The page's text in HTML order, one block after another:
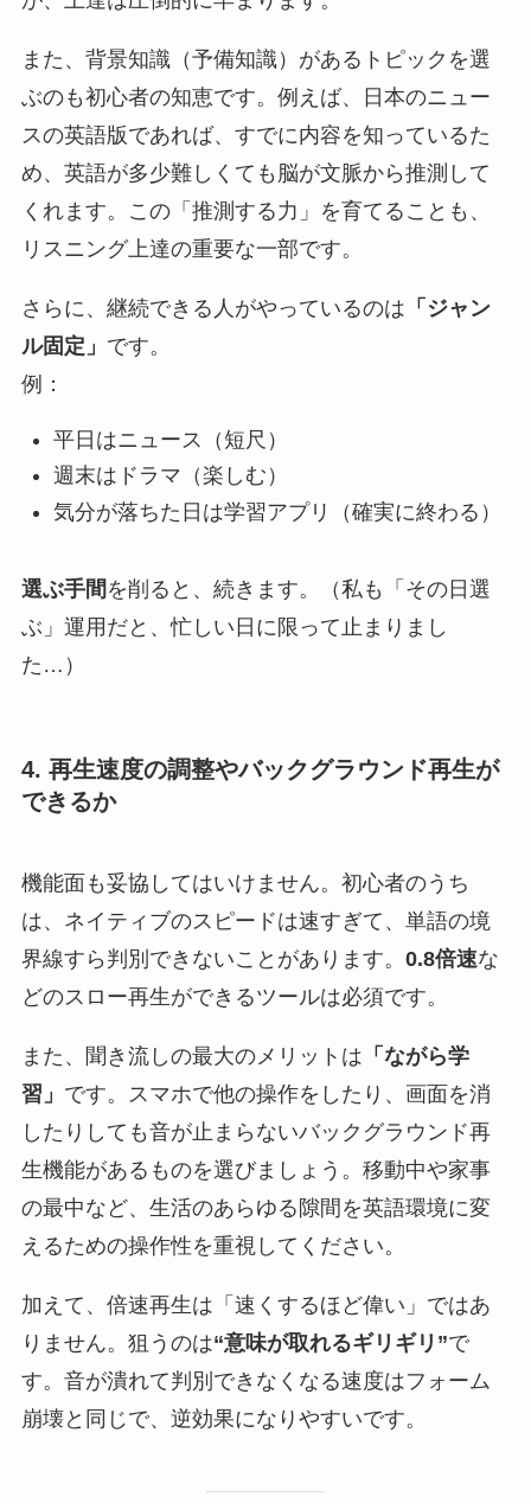
また、背景知識（予備知識）があるトピックを選
ぶのも初心者の知恵です。例えば、日本のニュー
スの英語版であれば、すでに内容を知っているた
め、英語が多少難しくても脳が文脈から推測して
くれます。この「推測する力」を育てることも、
リスニング上達の重要な一部です。
さらに、継続できる人がやっているのは 「ジャン
ル固定」 です。
例：
平日はニュース（短尺）
週末はドラマ（楽しむ）
気分が落ちた日は学習アプリ（確実に終わる）
選ぶ手間 を削ると、続きます。（私も「その日選
ぶ」運用だと、忙しい日に限って止まりまし
た…）
4. 再生速度の調整やバックグラウンド再生が
できるか
機能面も妥協してはいけません。初心者のうち
は、ネイティブのスピードは速すぎて、単語の境
界線すら判別できないことがあります。 0.8倍速な
どのスロー再生ができるツールは必須です。
また、聞き流しの最大のメリットは 「ながら学
習」 です。スマホで他の操作をしたり、画面を消
したりしても音が止まらないバックグラウンド再
生機能があるものを選びましょう。移動中や家事
の最中など、生活のあらゆる隙間を英語環境に変
えるための操作性を重視してください。
加えて、倍速再生は「速くするほど偉い」ではあ
りません。狙うのは“意味が取れるギリギリ”で
す。音が潰れて判別できなくなる速度はフォーム
崩壊と同じで、逆効果になりやすいです。